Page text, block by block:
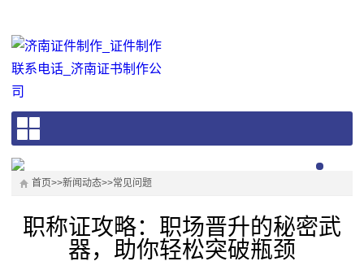
首页>>新闻动态>>常见问题
职称证攻略：职场晋升的秘密武
器，助你轻松突破瓶颈